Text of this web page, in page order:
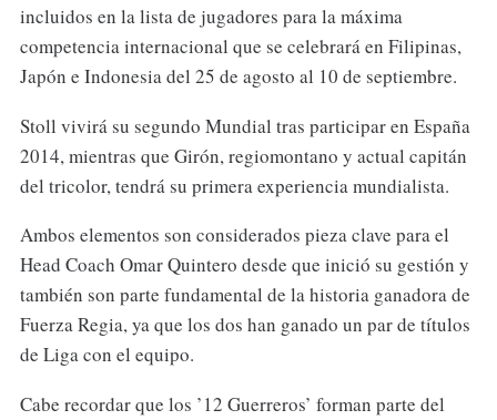
incluidos en la lista de jugadores para la máxima
competencia internacional que se celebrará en Filipinas,
Japón e Indonesia del 25 de agosto al 10 de septiembre.
Stoll vivirá su segundo Mundial tras participar en España
2014, mientras que Girón, regiomontano y actual capitán
del tricolor, tendrá su primera experiencia mundialista.
Ambos elementos son considerados pieza clave para el
Head Coach Omar Quintero desde que inició su gestión y
también son parte fundamental de la historia ganadora de
Fuerza Regia, ya que los dos han ganado un par de títulos
de Liga con el equipo.
Cabe recordar que los ’12 Guerreros’ forman parte del